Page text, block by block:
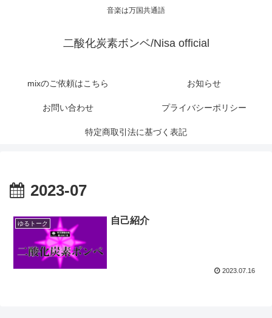
音楽は万国共通語
二酸化炭素ボンベ/Nisa official
mixのご依頼はこちら お知らせ
お問い合わせ プライバシーポリシー
特定商取引法に基づく表記
2023-07
ゆるトーク 自己紹介
2023.07.16